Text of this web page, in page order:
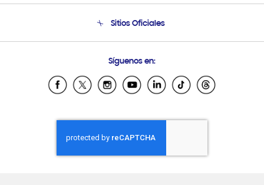
Soporte vía eMail
Sitios Oficiales
Samsung Ecuador
Samsung El Salvador
Samsung Honduras
Samsung Nicaragua
Samsung Panamá
Síguenos en: